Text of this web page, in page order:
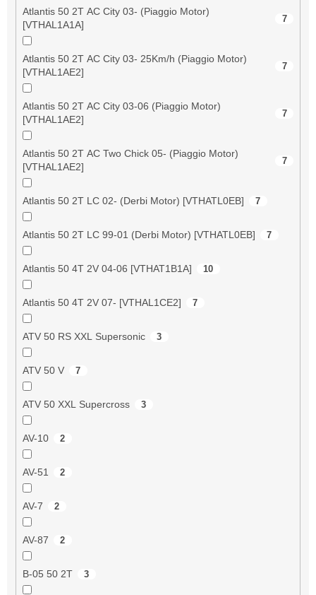
Atlantis 50 2T AC City 03- (Piaggio Motor)
[VTHAL1A1A]
7
Atlantis 50 2T AC City 03- 25Km/h (Piaggio Motor)
[VTHAL1AE2]
7
Atlantis 50 2T AC City 03-06 (Piaggio Motor)
[VTHAL1AE2]
7
Atlantis 50 2T AC Two Chick 05- (Piaggio Motor)
[VTHAL1AE2]
7
Atlantis 50 2T LC 02- (Derbi Motor) [VTHATL0EB] 7
Atlantis 50 2T LC 99-01 (Derbi Motor) [VTHATL0EB] 7
Atlantis 50 4T 2V 04-06 [VTHAT1B1A] 10
Atlantis 50 4T 2V 07- [VTHAL1CE2] 7
ATV 50 RS XXL Supersonic 3
ATV 50 V 7
ATV 50 XXL Supercross 3
AV-10 2
AV-51 2
AV-7 2
AV-87 2
B-05 50 2T 3